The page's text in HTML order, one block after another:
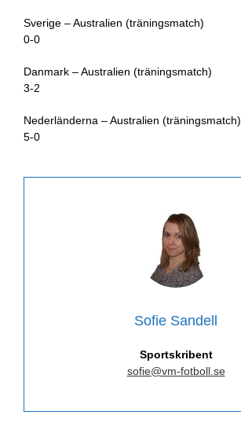
Sverige – Australien (träningsmatch)
0-0
Danmark – Australien (träningsmatch)
3-2
Nederländerna – Australien (träningsmatch)
5-0
Sofie Sandell
Sportskribent
sofie@vm-fotboll.se